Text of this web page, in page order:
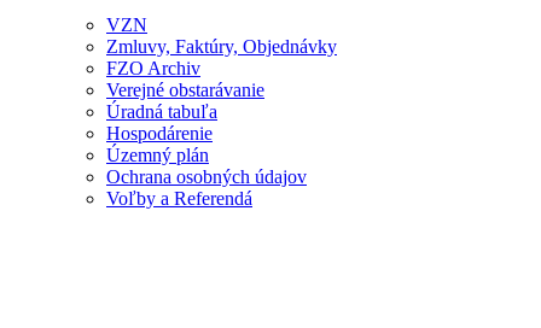
VZN
Zmluvy, Faktúry, Objednávky
FZO Archiv
Verejné obstarávanie
Úradná tabuľa
Hospodárenie
Územný plán
Ochrana osobných údajov
Voľby a Referendá